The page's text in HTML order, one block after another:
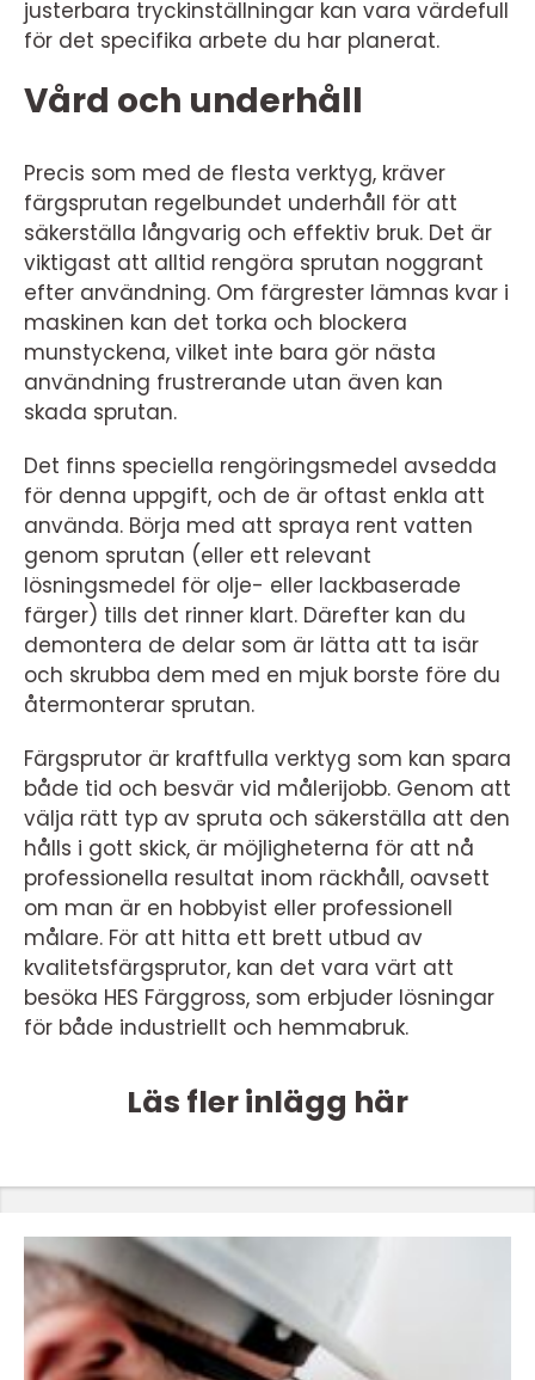
justerbara tryckinställningar kan vara värdefull
för det specifika arbete du har planerat.
Vård och underhåll
Precis som med de flesta verktyg, kräver
färgsprutan regelbundet underhåll för att
säkerställa långvarig och effektiv bruk. Det är
viktigast att alltid rengöra sprutan noggrant
efter användning. Om färgrester lämnas kvar i
maskinen kan det torka och blockera
munstyckena, vilket inte bara gör nästa
användning frustrerande utan även kan
skada sprutan.
Det finns speciella rengöringsmedel avsedda
för denna uppgift, och de är oftast enkla att
använda. Börja med att spraya rent vatten
genom sprutan (eller ett relevant
lösningsmedel för olje- eller lackbaserade
färger) tills det rinner klart. Därefter kan du
demontera de delar som är lätta att ta isär
och skrubba dem med en mjuk borste före du
återmonterar sprutan.
Färgsprutor är kraftfulla verktyg som kan spara
både tid och besvär vid målerijobb. Genom att
välja rätt typ av spruta och säkerställa att den
hålls i gott skick, är möjligheterna för att nå
professionella resultat inom räckhåll, oavsett
om man är en hobbyist eller professionell
målare. För att hitta ett brett utbud av
kvalitetsfärgsprutor, kan det vara värt att
besöka HES Färggross, som erbjuder lösningar
för både industriellt och hemmabruk.
Läs fler inlägg här